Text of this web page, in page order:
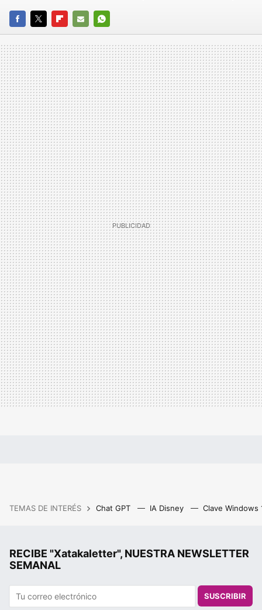
FACEBOOK
TWITTERFLIPBOARD
E-
MAIL
WHATSAPP
TEMAS DE INTERÉS Chat GPT IA Disney Clave Windows
RECIBE "Xatakaletter", NUESTRA NEWSLETTER
SEMANAL
SUSCRIBIR